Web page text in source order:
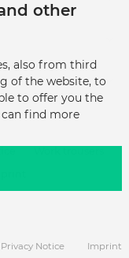
© 2026
other
also from third
of the website, to
to offer you the
can find more
Privacy Notice Imprint